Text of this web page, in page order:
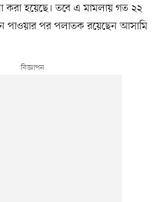
করা হয়েছে। তবে এ মামলায় গত ২২
পাওয়ার পর পলাতক রয়েছেন আসামি